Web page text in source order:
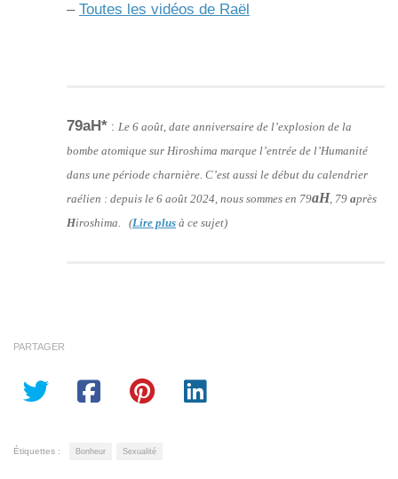
– Toutes les vidéos de Raël
79aH* : Le 6 août, date anniversaire de l’explosion de la
bombe atomique sur Hiroshima marque l’entrée de l’Humanité
dans une période charnière. C’est aussi le début du calendrier
raélien : depuis le 6 août 2024, nous sommes en 79aH, 79 après
Hiroshima. (Lire plus à ce sujet)
PARTAGER
Étiquettes : Bonheur Sexualité